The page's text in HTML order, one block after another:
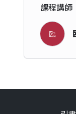
課程講師
臨